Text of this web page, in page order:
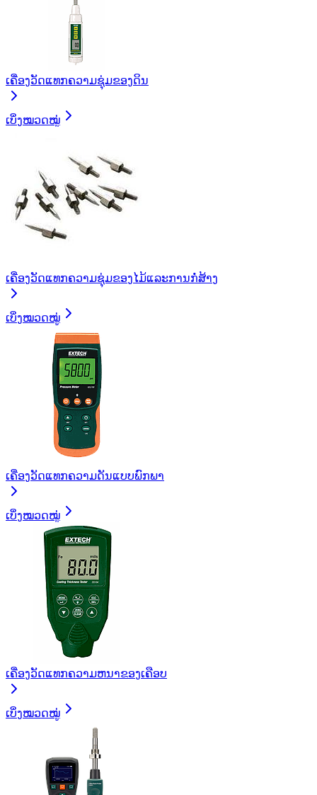
ເຄື່ອງວັດແທກຄວາມຊຸ່ມຂອງດິນ
ເບິ່ງໝວດໝູ່
ເຄື່ອງວັດແທກຄວາມຊຸ່ມຂອງໄມ້ແລະການກໍ່ສ້າງ
ເບິ່ງໝວດໝູ່
ເຄື່ອງວັດແທກຄວາມດັນແບບພົກພາ
ເບິ່ງໝວດໝູ່
ເຄື່ອງວັດແທກຄວາມຫນາຂອງເຄືອບ
ເບິ່ງໝວດໝູ່